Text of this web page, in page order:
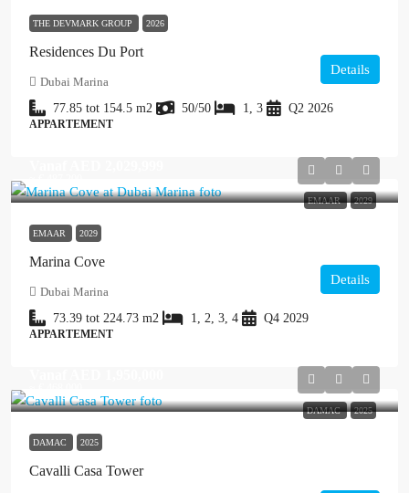
THE DEVMARK GROUP 2026
Residences Du Port
Dubai Marina
77.85 tot 154.5 m2 50/50 1, 3 Q2 2026
APPARTEMENT
Details
EMAAR 2029
EMAAR 2029
Marina Cove
Dubai Marina
73.39 tot 224.73 m2 1, 2, 3, 4 Q4 2029
APPARTEMENT
Details
DAMAC 2025
DAMAC 2025
Cavalli Casa Tower